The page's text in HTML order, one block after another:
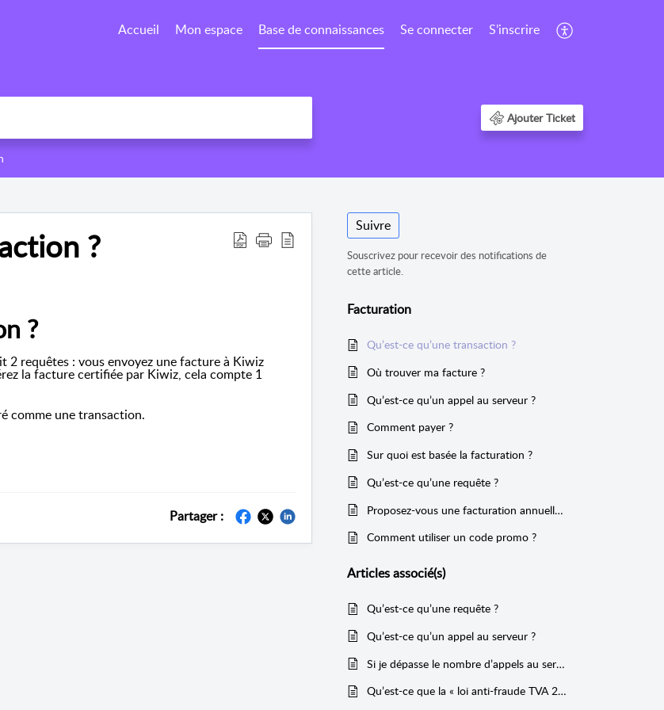
Accueil Mon espace Base de connaissances Se connecter S’inscrire
Ajouter Ticket
?
?
2 requêtes : vous envoyez une facture à Kiwiz
la facture certifiée par Kiwiz, cela compte 1
comme une transaction.
Partager :
Suivre
Souscrivez pour recevoir des notifications de
cette article.
Facturation
Qu’est-ce qu’une transaction ?
Où trouver ma facture ?
Qu’est-ce qu’un appel au serveur ?
Comment payer ?
Sur quoi est basée la facturation ?
Qu’est-ce qu’une requête ?
Proposez-vous une facturation annuelle ?
Comment utiliser un code promo ?
Articlesassocié(s)
Qu’est-ce qu’une requête ?
Qu’est-ce qu’un appel au serveur ?
Si je dépasse le nombre d’appels au serveur prévu dans mon abonnement, qu’est-ce qu’il se passe ?
Qu’est-ce que la « loi anti-fraude TVA 2018 » ?